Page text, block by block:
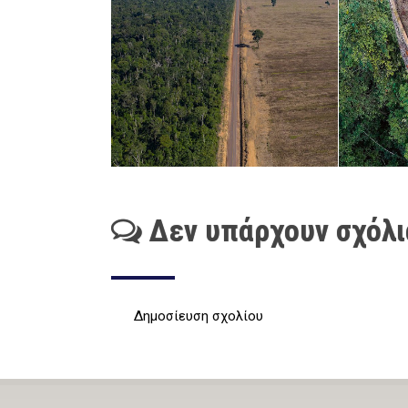
Δεν υπάρχουν
Δημοσίευση σχολίου